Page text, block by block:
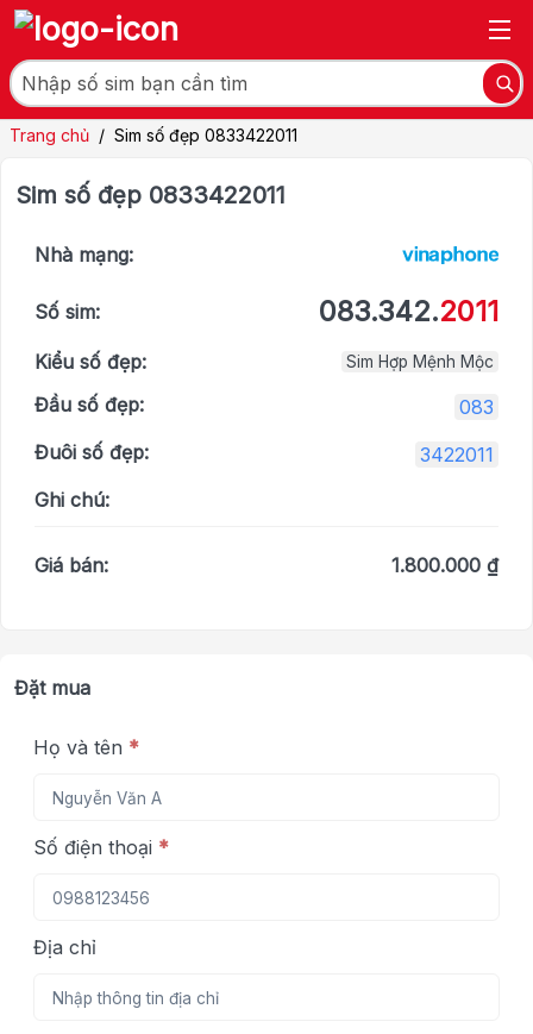
Trang chủ / Sim số đẹp 0833422011
Sim số đẹp 0833422011
Nhà mạng:
Số sim: 083.342.2011
Kiểu số đẹp: Sim Hợp Mệnh Mộc
Đầu số đẹp:
083
Đuôi số đẹp:
3422011
Ghi chú:
Giá bán: 1.800.000 ₫
Đặt mua
Họ và tên *
Số điện thoại *
Địa chỉ